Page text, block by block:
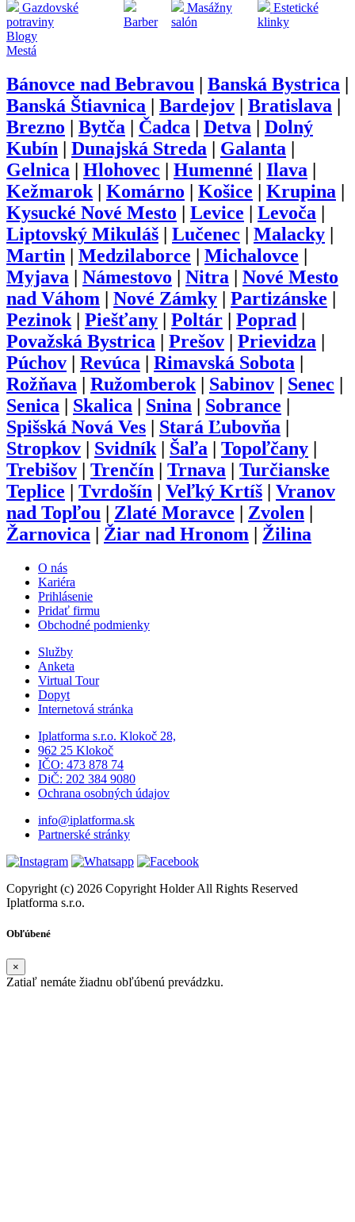
Gazdovské
potraviny
Barber
Masážny
salón
Estetické
klinky
Blogy
Mestá
Bánovce nad Bebravou Banská Bystrica
Banská Štiavnica
Bardejov Bratislava
Brezno
Bytča Čadca Detva
Dolný
Kubín
Dunajská Streda Galanta
Gelnica
Hlohovec Humenné Ilava
Kežmarok| Komárno Košice Krupina
Kysucké Nové Mesto
Levice Levoča
Liptovský Mikuláš
Lučenec Malacky
Martin
Medzilaborce Michalovce
Myjava
Námestovo Nitra
Nové Mesto
nad Váhom
Nové Zámky Partizánske
Pezinok| Piešťany Poltár Poprad
Považská Bystrica
Prešov Prievidza
Púchov
Revúca Rimavská Sobota
Rožňava
Ružomberok| Sabinov Senec
Senica
Skalica Snina Sobrance
Spišská Nová Ves
Stará Ľubovňa
Stropkov
Svidník| Šaľa Topoľčany
Trebišov
Trenčín Trnava
Turčianske
Teplice
Tvrdošín Veľký Krtíš
Vranov
nad Topľou
Zlaté Moravce Zvolen
Žarnovica
Žiar nad Hronom Žilina
O nás
Kariéra
Prihlásenie
Pridať firmu
Obchodné podmienky
Služby
Anketa
Virtual Tour
Dopyt
Internetová stránka
Iplatforma s.r.o. Klokoč 28,
962 25 Klokoč
IČO: 473 878 74
DiČ: 202 384 9080
Ochrana osobných údajov
info@iplatforma.sk
Partnerské stránky
Copyright (c) 2026 Copyright Holder All Rights Reserved
Iplatforma s.r.o.
Obľúbené
×
Zatiaľ nemáte žiadnu obľúbenú prevádzku.